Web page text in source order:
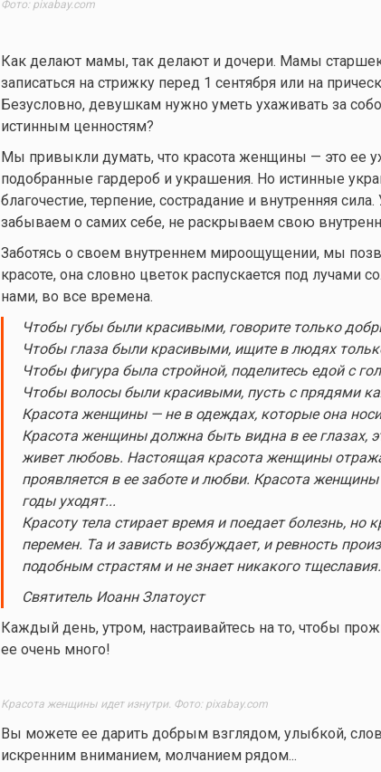
Фото: pixabay.com
Как делают мамы, так делают и дочери. Мамы
записаться на стрижку перед 1 сентября или на
Безусловно, девушкам нужно уметь ухаживать за
истинным ценностям?
Мы привыкли думать, что красота женщины — это ее
подобранные гардероб и украшения. Но истинные
благочестие, терпение, сострадание и внутренняя
забываем о самих себе, не раскрываем свою
Заботясь о своем внутреннем мироощущении, мы
красоте, она словно цветок распускается под лучами
нами, во все времена.
Чтобы губы были красивыми, говорите только
Чтобы глаза были красивыми, ищите в людях
Чтобы фигура была стройной, поделитесь едой с
Чтобы волосы были красивыми, пусть с прядями
Красота женщины — не в одеждах, которые она
Красота женщины должна быть видна в ее глазах,
живет любовь. Настоящая красота женщины
проявляется в ее заботе и любви. Красота женщины
годы уходят...
Красоту тела стирает время и поедает болезнь, но
перемен. Та и зависть возбуждает, и ревность
подобным страстям и не знает никакого тщеславия.
Святитель Иоанн Златоуст
Каждый день, утром, настраивайтесь на то, чтобы
ее очень много!
Красота женщины идет изнутри. Фото: pixabay.com
Вы можете ее дарить добрым взглядом, улыбкой,
искренним вниманием, молчанием рядом...